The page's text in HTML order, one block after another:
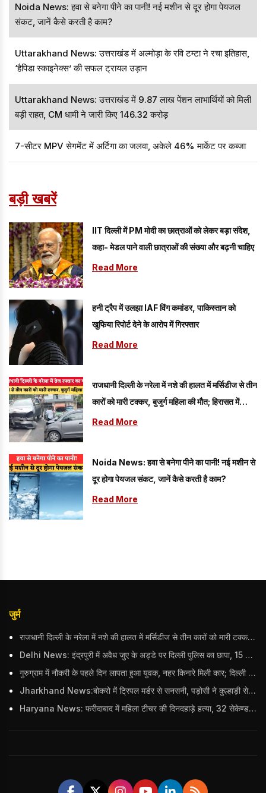
Noida News: हवा से बनेगा पीने का पानी! नई मशीन से दूर होगा पेयजल
संकट, जानें कैसे करती है काम?
Uttarakhand News: उत्तराखंड में अल्मोड़ा के रवि टम्टा ने रचा इतिहास,
‘हैपिडा स्काइनेक्स’ की सफल ट्रायल उड़ान
Uttarakhand News: उत्तराखंड में 9.87 लाख पेंशन लाभार्थियों को मिली
बड़ी राहत, CM धामी ने जारी किए ₹146.32 करोड़
7-सीटर MPV सेगमेंट में अर्टिगा का जलवा, अकेले 46% मार्केट पर कब्जा
बड़ी खबरें
IIT दिल्ली में PM मोदी का छात्राओं को लेकर बड़ा संदेश,
कहा- मेडल पाने वाली छात्राओं की संख्या और बढ़नी चाहिए
Read More
हनी ट्रैप में उलझा IAF विंग कमांडर, पाकिस्तान को
खुफिया रिपोर्ट देने के आरोप में गिरफ्तार
Read More
राजधानी दिल्ली के नरेला में नशे की हालत में मर्सिडीज से तीन
कारों को मारी टक्कर, बुजुर्ग महिला की मौत; हिरासत में
आरोपी
Read More
Noida News: हवा से बनेगा पीने का पानी! नई मशीन से
दूर होगा पेयजल संकट, जानें कैसे करती है काम?
Read More
जुर्म
राजधानी दिल्ली के नरेला में नशे की हालत में मर्सिडीज से तीन कारों को मारी टक्कर, बुजुर्ग महिला की मौत; हिरासत में आरोपी
Delhi News: इंद्रपुरी में अवैध जुए के अड्डे पर दिल्ली पुलिस का छापा, 15 जुआरियों को पकड़ा; ₹3.61 लाख नकद और अन्य सामान बरामद
गुरुग्राम में नौकरी के पहले दिन लापता हुआ युवक, नहर किनारे मिली कार; दिल्ली पुलिस ने दर्ज की FIR
Jharkhand News:बोकरो में ट्रिपल मर्डर से सनसनी, पड़ोसी ने कुल्हाड़ी से पति-पत्नी और बहु की हत्या की
Haryana News: फरीदाबाद में महिला टीचर की दिनदहाड़े हत्या, 32 सेकेण्ड में 34 बार किया वार